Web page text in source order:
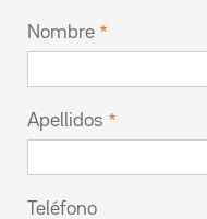
Nombre
Apellidos
Teléfono